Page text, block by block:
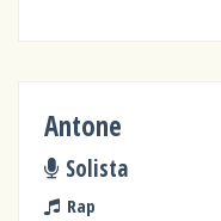
Antone
Solista
Rap